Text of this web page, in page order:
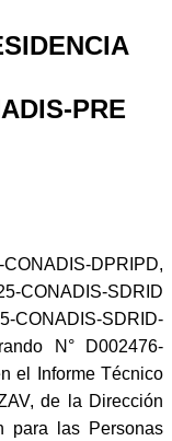
PRE
DPRIPD,
CONADIS-SDRID
CONADIS-SDRID-
N° D002476-
el Informe Técnico
de la Dirección
para las Personas